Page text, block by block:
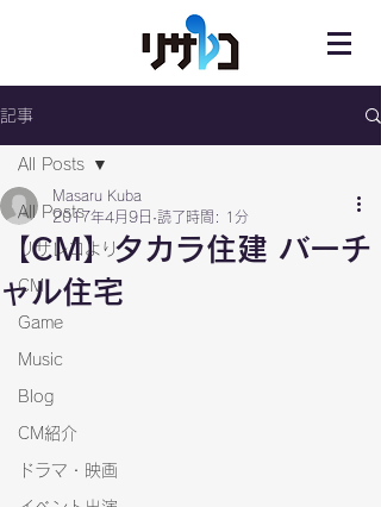
記事
All Posts
リサレコより
CM
Game
Music
Blog
CM紹介
ドラマ・映画
All Posts
【CM】タカラ住建 バーチ
ャル住宅
Masaru Kuba
2017年4月9日 読了時間: 1分